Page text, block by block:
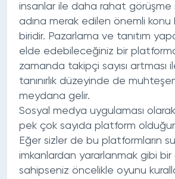
insanlar ile daha rahat görüşme
adına merak edilen önemli konu
biridir. Pazarlama ve tanıtım
elde edebileceğiniz bir
zamanda takipçi sayısı artması
tanınırlık düzeyinde de
meydana gelir.
Sosyal medya uygulaması
pek çok sayıda platform
Eğer sizler de bu platformların
imkanlardan yararlanmak gibi
sahipseniz öncelikle oyunu